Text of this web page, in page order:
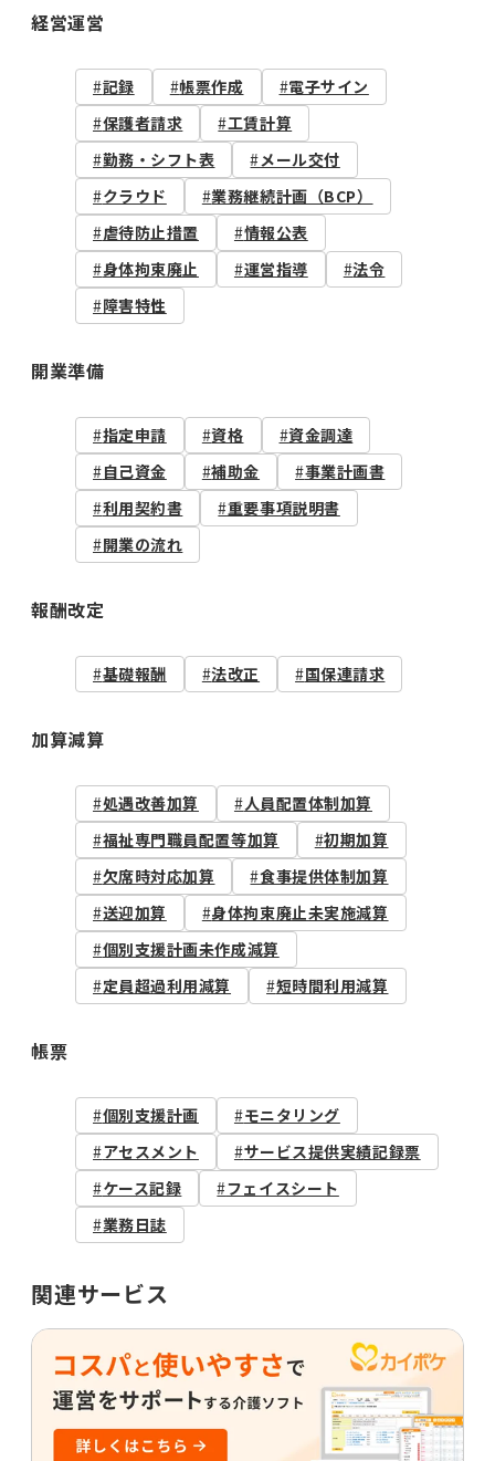
経営運営
記録 帳票作成
電子サイン
保護者請求
工賃計算
勤務・シフト表
メール交付
クラウド
業務継続計画（BCP）
虐待防止措置
情報公表
身体拘束廃止
運営指導
法令
障害特性
開業準備
指定申請 資格
資金調達
自己資金
補助金
事業計画書
利用契約書
重要事項説明書
開業の流れ
報酬改定
基礎報酬 法改正 国保連請求
加算減算
処遇改善加算
人員配置体制加算
福祉専門職員配置等加算
初期加算
欠席時対応加算
食事提供体制加算
送迎加算
身体拘束廃止未実施減算
個別支援計画未作成減算
定員超過利用減算
短時間利用減算
帳票
個別支援計画
モニタリング
アセスメント
サービス提供実績記録票
ケース記録
フェイスシート
業務日誌
関連サービス